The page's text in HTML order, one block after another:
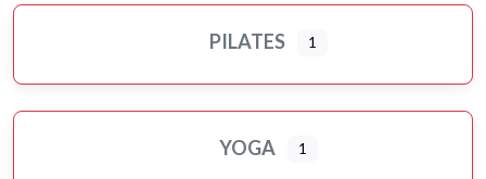
PILATES 1
YOGA 1